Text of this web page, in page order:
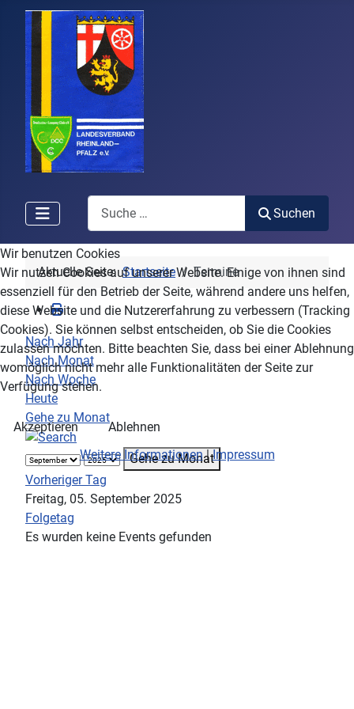
Search
Suchen
Aktuelle Seite:Startseite Termine
Nach Jahr
Nach Monat
Nach Woche
Heute
Gehe zu Monat
Gehe zu Monat
Vorheriger Tag
Freitag, 05. September 2025
Folgetag
Es wurden keine Events gefunden
Wir benutzen Cookies
Wir nutzen Cookies auf unserer Website. Einige von ihnen sind
essenziell für den Betrieb der Seite, während andere uns helfen,
diese Website und die Nutzererfahrung zu verbessern (Tracking
Cookies). Sie können selbst entscheiden, ob Sie die Cookies
zulassen möchten. Bitte beachten Sie, dass bei einer Ablehnung
womöglich nicht mehr alle Funktionalitäten der Seite zur
Verfügung stehen.
Akzeptieren
Ablehnen
Weitere Informationen|Impressum